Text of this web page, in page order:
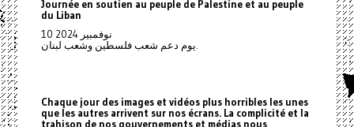
Journée en soutien au peuple de Palestine et au peuple
du Liban
10 نوفمبير 2024
يوم دعم شعب فلسطين وشعب لبنان.
Chaque jour des images et vidéos plus horribles les unes
que les autres arrivent sur nos écrans. La complicité et la
trahison de nos gouvernements et médias nous